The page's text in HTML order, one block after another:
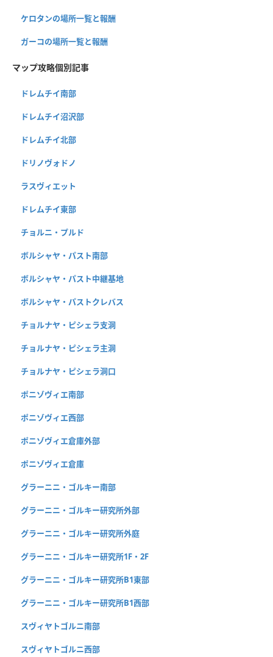
ケロタンの場所一覧と報酬
ガーコの場所一覧と報酬
マップ攻略個別記事
ドレムチイ南部
ドレムチイ沼沢部
ドレムチイ北部
ドリノヴォドノ
ラスヴィエット
ドレムチイ東部
チョルニ・プルド
ボルシャヤ・パスト南部
ボルシャヤ・パスト中継基地
ボルシャヤ・パストクレバス
チョルナヤ・ピシェラ支洞
チョルナヤ・ピシェラ主洞
チョルナヤ・ピシェラ洞口
ポニゾヴィエ南部
ポニゾヴィエ西部
ポニゾヴィエ倉庫外部
ポニゾヴィエ倉庫
グラーニニ・ゴルキー南部
グラーニニ・ゴルキー研究所外部
グラーニニ・ゴルキー研究所外庭
グラーニニ・ゴルキー研究所1F・2F
グラーニニ・ゴルキー研究所B1東部
グラーニニ・ゴルキー研究所B1西部
スヴィヤトゴルニ南部
スヴィヤトゴルニ西部